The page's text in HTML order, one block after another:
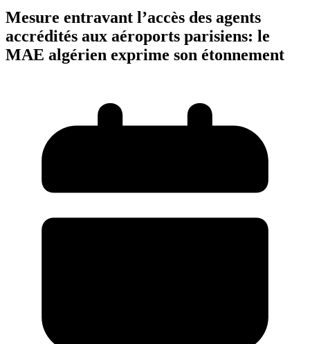
Mesure entravant l’accès des agents
accrédités aux aéroports parisiens: le
MAE algérien exprime son étonnement